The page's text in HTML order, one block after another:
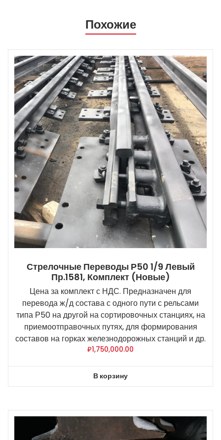
Похожие
Стрелочные Переводы Р50 1/9 Левый
Пр.1581, Комплект (новые)
Цена за комплект с НДС. Предназначен для
перевода ж/д состава с одного пути с рельсами
типа Р50 на другой на сортировочных станциях, на
приемоотправочных путях, для формирования
составов на горках железнодорожных станций и др.
₽1,750,000.00
В корзину